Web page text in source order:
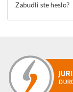
Zabudli ste heslo?